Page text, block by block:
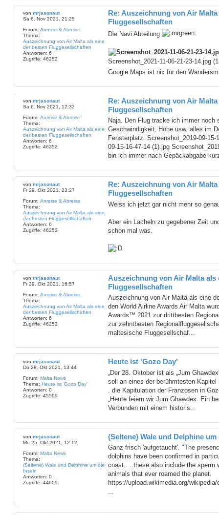
von mrjasonaut
Sa 6. Nov 2021, 21:25
Forum: Anreise & Abreise
Thema:
Auszeichnung von Air Malta als eine
der besten Fluggesellschaften
Antworten: 6
Zugriffe: 46252
Re: Auszeichnung von Air
Fluggesellschaften
Die Navi Abteilung
Screenshot_2021-11-06-21-23-14.jpg
Google Maps ist nix für den
von mrjasonaut
Sa 6. Nov 2021, 12:32
Forum: Anreise & Abreise
Thema:
Auszeichnung von Air Malta als eine
der besten Fluggesellschaften
Antworten: 6
Zugriffe: 46252
Re: Auszeichnung von Air
Fluggesellschaften
Naja. Den Flug tracke ich immer noch
Geschwindigkeit, Höhe usw. alles im
Fensterplatz. Screenshot_2019-09-
09-15-16-47-14 (1).jpg
bin ich immer nach Gepäckabgabe
von mrjasonaut
Fr 29. Okt 2021, 23:27
Forum: Anreise & Abreise
Thema:
Auszeichnung von Air Malta als eine
der besten Fluggesellschaften
Antworten: 6
Zugriffe: 46252
Re: Auszeichnung von Air
Fluggesellschaften
Weiss ich jetzt gar nicht mehr so
Aber ein Lächeln zu gegebener Zeit
schon mal was.
von mrjasonaut
Fr 29. Okt 2021, 16:57
Forum: Anreise & Abreise
Thema:
Auszeichnung von Air Malta als eine
der besten Fluggesellschaften
Antworten: 6
Zugriffe: 46252
Auszeichnung von Air Malta als
Fluggesellschaften
Auszeichnung von Air Malta als eine
den World Airline Awards Air Malta
Awards™ 2021 zur drittbesten
zur zehntbesten
maltesische Fluggesellschaf...
von mrjasonaut
Do 28. Okt 2021, 13:44
Forum: Malta News
Thema: Heute ist 'Gozo Day'
Antworten: 0
Zugriffe: 45599
Heute ist 'Gozo Day'
„Der 28. Oktober ist als „Jum
soll an eines der berühmtesten
. die Kapitulation der Franzosen in
„Heute feiern wir Jum Ghawdex. Ein
Verbunden mit einem historis...
von mrjasonaut
Mo 25. Okt 2021, 12:12
Forum: Malta News
Thema:
(Seltene) Wale und Delphine um die
Inseln
Antworten: 0
Zugriffe: 44609
(Seltene) Wale und Delphine um
Ganz frisch 'aufgetaucht'. "The
dolphins have been confirmed in
coast.. ..these also include the sperm
animals that ever roamed the planet.
https://upload.wikimedia.org/
...